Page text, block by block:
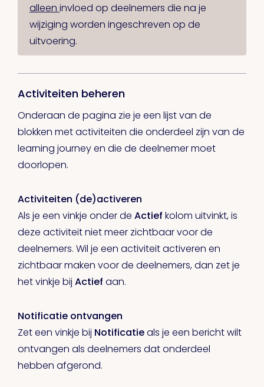
alleen invloed op deelnemers die na je
wijziging worden ingeschreven op de
uitvoering.
Activiteiten beheren
Onderaan de pagina zie je een lijst van de
blokken met activiteiten die onderdeel zijn van de
learning journey en die de deelnemer moet
doorlopen.
Activiteiten (de)activeren
Als je een vinkje onder de Actief kolom uitvinkt, is
deze activiteit niet meer zichtbaar voor de
deelnemers. Wil je een activiteit activeren en
zichtbaar maken voor de deelnemers, dan zet je
het vinkje bij Actief aan.
Notificatie ontvangen
Zet een vinkje bij Notificatieals je een bericht wilt
ontvangen als deelnemers dat onderdeel
hebben afgerond.